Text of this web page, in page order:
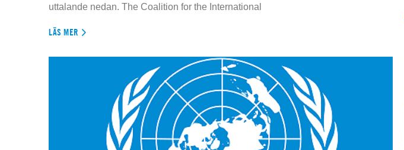
uttalande nedan. The Coalition for the International
LÄS MER